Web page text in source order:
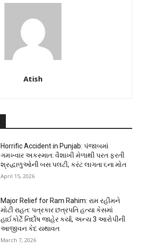
Atish
Horrific Accident in Punjab: પંજાબમાં
ગમખ્વાર અકસ્માત: વૈશાખી મેળાથી પરત ફરતી
શ્રદ્ધાળુઓની બસ પલટી, કરંટ લાગતા ૬ના મોત
April 15, 2026
Major Relief for Ram Rahim: રામ રહીમને
મોટી રાહત: પત્રકાર છત્રપતિ હત્યા કેસમાં
હાઈકોર્ટે નિર્દોષ જાહેર કર્યા, અન્ય 3 આરોપીની
આજીવન કેદ યથાવત
March 7, 2026